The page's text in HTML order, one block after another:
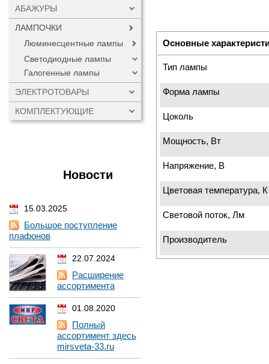
АБАЖУРЫ
ЛАМПОЧКИ
Люминесцентные лампы
Светодиодные лампы
Галогенные лампы
ЭЛЕКТРОТОВАРЫ
КОМПЛЕКТУЮЩИЕ
Новости
15.03.2025
Большое поступление
плафонов
22.07.2024
Расширение
ассортимента
01.08.2020
Полный
ассортимент здесь
mirsveta-33.ru
Основные
Тип лампы
Форма лампы
Цоколь
Мощность, Вт
Напряжение, В
Цветовая температура, К
Световой поток, Лм
Производитель